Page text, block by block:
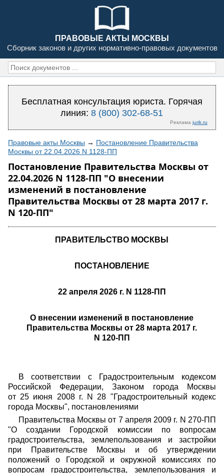
ПРАВОВЫЕ АКТЫ МОСКВЫ
Сборник законов и других нормативно-правовых документов
Бесплатная консультация юриста. Горячая
линия:8 (800) 302-68-51
Реклама jurik.ru
Правовые акты Москвы → Постановление Правительства
Москвы от 22.04.2026 N 1128-ПП
Постановление Правительства Москвы от
22.04.2026 N 1128-ПП "О внесении
изменений в постановление
Правительства Москвы от 28 марта 2017 г.
N 120-ПП"
ПРАВИТЕЛЬСТВО МОСКВЫ
ПОСТАНОВЛЕНИЕ
22 апреля 2026 г. N 1128-ПП
О внесении изменений в постановление
Правительства Москвы от 28 марта 2017 г.
N 120-ПП
В соответствии с Градостроительным кодексом
Российской Федерации, Законом города Москвы
от 25 июня 2008 г. N 28 "Градостроительный кодекс
города Москвы", постановлениями
Правительства Москвы от 7 апреля 2009 г. N 270-ПП
"О создании Городской комиссии по вопросам
градостроительства, землепользования и застройки
при Правительстве Москвы и об утверждении
положений о Городской и окружной комиссиях по
вопросам градостроительства, землепользования и